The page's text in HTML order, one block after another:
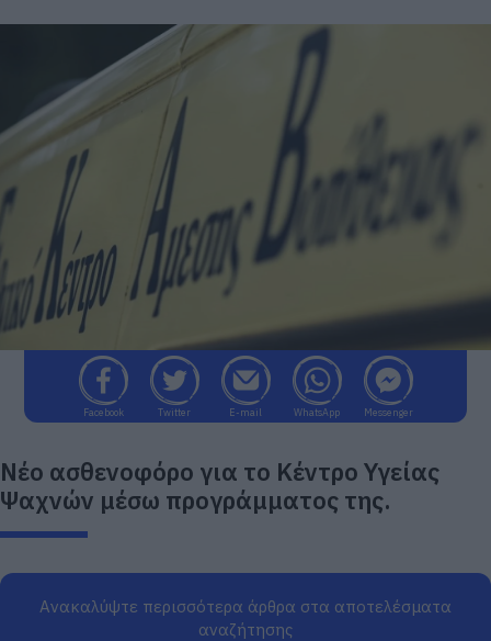
Facebook Twitter E-mail WhatsApp Messenger
Νέο ασθενοφόρο για το Κέντρο Υγείας
Ψαχνών μέσω προγράμματος της.
Ανακαλύψτε περισσότερα άρθρα στα αποτελέσματα
αναζήτησης